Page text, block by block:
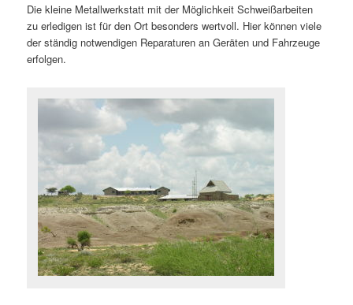
Die kleine Metallwerkstatt mit der Möglichkeit Schweißarbeiten
zu erledigen ist für den Ort besonders wertvoll. Hier können viele
der ständig notwendigen Reparaturen an Geräten und Fahrzeuge
erfolgen.